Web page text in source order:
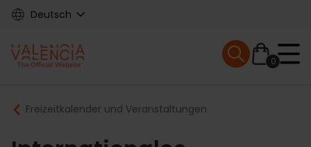
Skip
content
Deutsch
Main
navigation
0
Mobile menu
Breadcrumb
Freizeitkalender und Veranstaltungen